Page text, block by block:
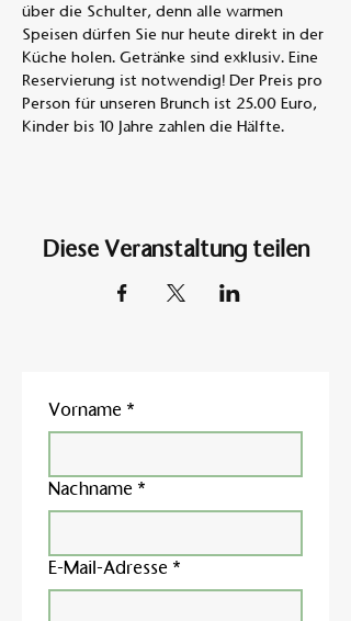
über die Schulter, denn alle warmen
Speisen dürfen Sie nur heute direkt in der
Küche holen. Getränke sind exklusiv. Eine
Reservierung ist notwendig! Der Preis pro
Person für unseren Brunch ist 25.00 Euro,
Kinder bis 10 Jahre zahlen die Hälfte.
Diese Veranstaltung teilen
Vorname *
Nachname *
E-Mail-Adresse *